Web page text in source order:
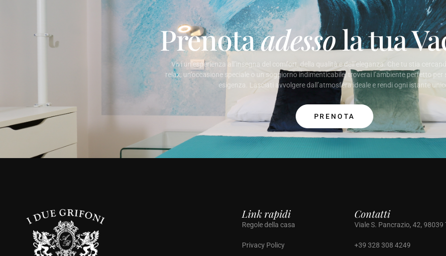
Prenotaadessola tua
Vivi un’esperienza all’insegna del comfort, della qualità e dell’eleganza. Che tu stia
relax, un’occasione speciale o un soggiorno indimenticabile, troverai l’ambiente perfetto
esigenza. Lasciati avvolgere dall’atmosfera ideale e rendi ogni istante
PRENOTA
Link rapidi
Regole della casa
Privacy Policy
Contatti
Viale S. Pancrazio, 42, 98039
+39 328 308 4249